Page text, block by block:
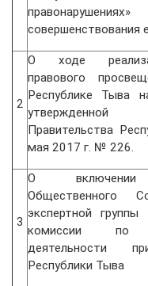
совершенствования
2
О ходе
правового
Республике Тыва
утвержденной
Правительства
мая 2017 г. № 226.
3
О включении
Общественного
экспертной
комиссии по
деятельности
Республики Тыва